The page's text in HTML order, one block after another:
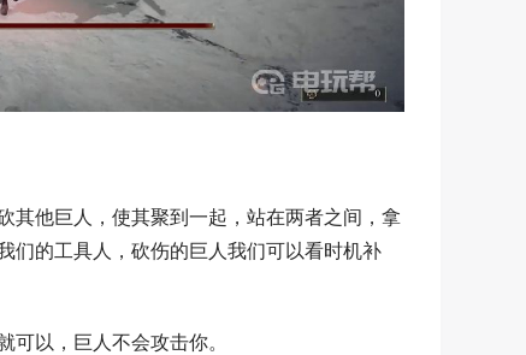
其他巨人，使其聚到一起，站在两者之间，拿
们的工具人，砍伤的巨人我们可以看时机补
以，巨人不会攻击你。